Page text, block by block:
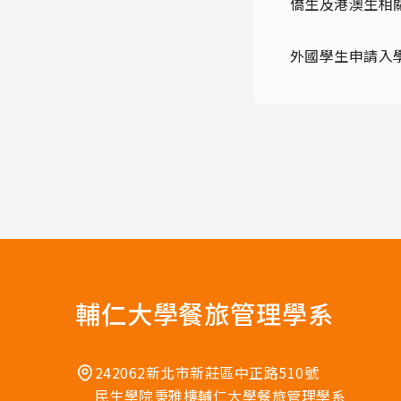
外國學生申請入
輔仁大學餐旅管理學系
242062新北市新莊區中正路510號
民生學院秉雅樓輔仁大學餐旅管理學系